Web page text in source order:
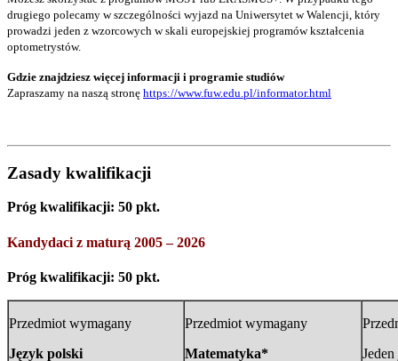
drugiego polecamy w szczególności wyjazd na Uniwersytet w Walencji, który
prowadzi jeden z wzorcowych w skali europejskiej programów kształcenia
optometrystów.
Gdzie znajdziesz więcej informacji i programie studiów
Zapraszamy na naszą stronę https://www.fuw.edu.pl/informator.html
Zasady kwalifikacji
Próg kwalifikacji: 50 pkt.
Kandydaci z maturą 2005 – 2026
Próg kwalifikacji: 50 pkt.
Przedmiot wymagany
Język polski
Przedmiot wymagany
Matematyka*